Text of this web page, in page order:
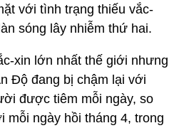
với tình trạng thiếu vắc-
sóng lây nhiễm thứ hai.
xin lớn nhất thế giới nhưng
Độ đang bị chậm lại với
được tiêm mỗi ngày, so
ngày hồi tháng 4, trong